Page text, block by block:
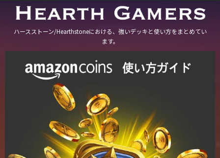
ハースストーン/Hearthstoneにおける、強いデッキと使い方をまとめてい
ます。